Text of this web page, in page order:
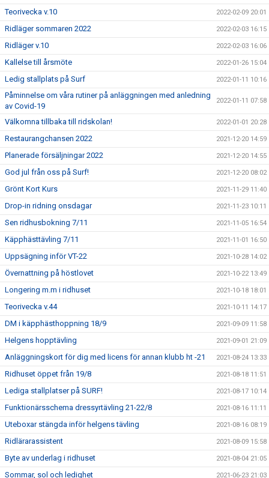
Teorivecka v.10 2022-02-09 20:01
Ridläger sommaren 2022 2022-02-03 16:15
Ridläger v.10 2022-02-03 16:06
Kallelse till årsmöte 2022-01-26 15:04
Ledig stallplats på Surf 2022-01-11 10:16
Påminnelse om våra rutiner på anläggningen med anledning
av Covid-19
2022-01-11 07:58
Välkomna tillbaka till ridskolan! 2022-01-01 20:28
Restaurangchansen 2022 2021-12-20 14:59
Planerade försäljningar 2022 2021-12-20 14:55
God jul från oss på Surf! 2021-12-20 08:02
Grönt Kort Kurs 2021-11-29 11:40
Drop-in ridning onsdagar 2021-11-23 10:11
Sen ridhusbokning 7/11 2021-11-05 16:54
Käpphästtävling 7/11 2021-11-01 16:50
Uppsägning inför VT-22 2021-10-28 14:02
Övernattning på höstlovet 2021-10-22 13:49
Longering m.m i ridhuset 2021-10-18 18:01
Teorivecka v.44 2021-10-11 14:17
DM i käpphästhoppning 18/9 2021-09-09 11:58
Helgens hopptävling 2021-09-01 21:09
Anläggningskort för dig med licens för annan klubb ht -21 2021-08-24 13:33
Ridhuset öppet från 19/8 2021-08-18 11:51
Lediga stallplatser på SURF! 2021-08-17 10:14
Funktionärsschema dressyrtävling 21-22/8 2021-08-16 11:11
Uteboxar stängda inför helgens tävling 2021-08-16 08:19
Ridlärarassistent 2021-08-09 15:58
Byte av underlag i ridhuset 2021-08-04 21:05
Sommar, sol och ledighet 2021-06-23 21:03